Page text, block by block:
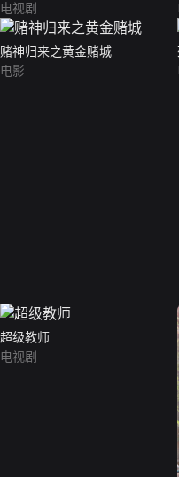
电视剧
赌神归来之黄金赌城
电影
超级教师
电视剧